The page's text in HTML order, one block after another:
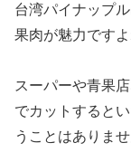
台湾パイナップ
果肉が魅力ですよ
スーパーや青果
でカットすると
うことはありませ